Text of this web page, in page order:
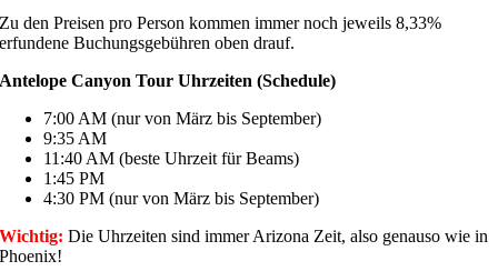
Zu den Preisen pro Person kommen immer noch jeweils 8,33%
erfundene Buchungsgebühren oben drauf.
Antelope Canyon Tour Uhrzeiten (Schedule)
7:00 AM (nur von März bis September)
9:35 AM
11:40 AM (beste Uhrzeit für Beams)
1:45 PM
4:30 PM (nur von März bis September)
Wichtig: Die Uhrzeiten sind immer Arizona Zeit, also genauso wie in
Phoenix!